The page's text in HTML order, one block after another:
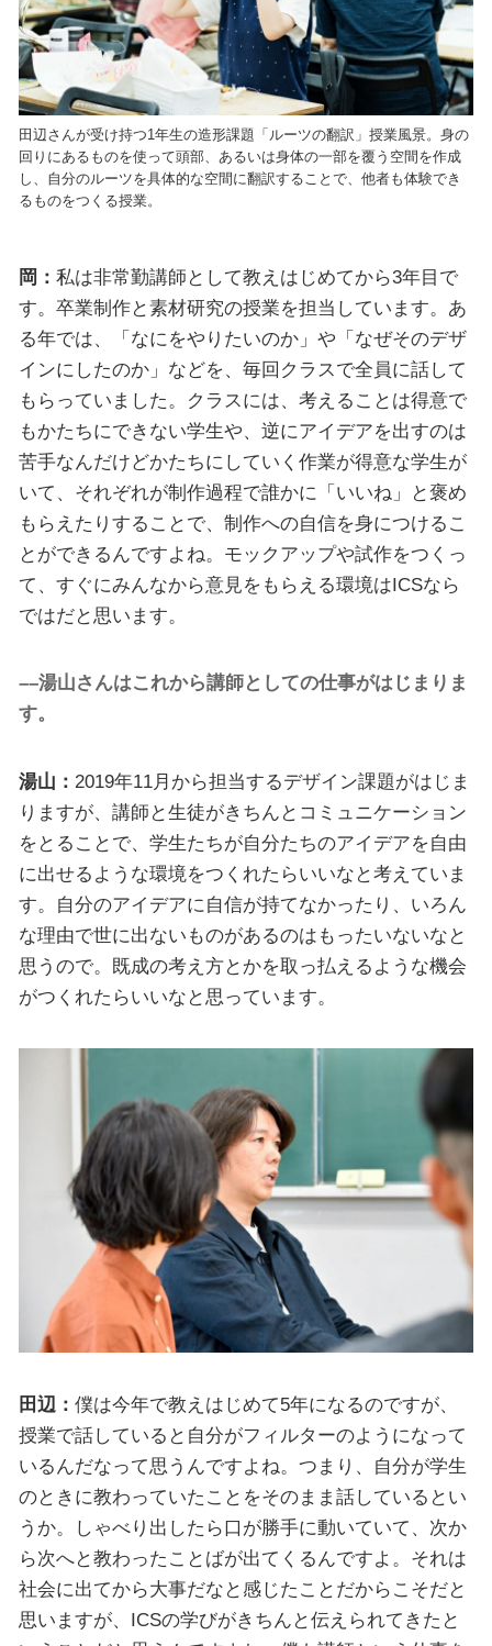
田辺さんが受け持つ1年生の造形課題「ルーツの翻訳」授業風景。身の
回りにあるものを使って頭部、あるいは身体の一部を覆う空間を作成
し、自分のルーツを具体的な空間に翻訳することで、他者も体験でき
るものをつくる授業。
岡： 私は非常勤講師として教えはじめてから3年目で
す。卒業制作と素材研究の授業を担当しています。あ
る年では、「なにをやりたいのか」や「なぜそのデザ
インにしたのか」などを、毎回クラスで全員に話して
もらっていました。クラスには、考えることは得意で
もかたちにできない学生や、逆にアイデアを出すのは
苦手なんだけどかたちにしていく作業が得意な学生が
いて、それぞれが制作過程で誰かに「いいね」と褒め
もらえたりすることで、制作への自信を身につけるこ
とができるんですよね。モックアップや試作をつくっ
て、すぐにみんなから意見をもらえる環境はICSなら
ではだと思います。
––湯山さんはこれから講師としての仕事がはじまりま
す。
湯山： 2019年11月から担当するデザイン課題がはじま
りますが、講師と生徒がきちんとコミュニケーション
をとることで、学生たちが自分たちのアイデアを自由
に出せるような環境をつくれたらいいなと考えていま
す。自分のアイデアに自信が持てなかったり、いろん
な理由で世に出ないものがあるのはもったいないなと
思うので。既成の考え方とかを取っ払えるような機会
がつくれたらいいなと思っています。
田辺： 僕は今年で教えはじめて5年になるのですが、
授業で話していると自分がフィルターのようになって
いるんだなって思うんですよね。つまり、自分が学生
のときに教わっていたことをそのまま話しているとい
うか。しゃべり出したら口が勝手に動いていて、次か
ら次へと教わったことばが出てくるんですよ。それは
社会に出てから大事だなと感じたことだからこそだと
思いますが、ICSの学びがきちんと伝えられてきたと